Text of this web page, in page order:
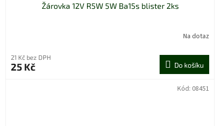
Žárovka 12V R5W 5W Ba15s blister 2ks
Na dotaz
21 Kč bez DPH
25 Kč Do košíku
Kód: 08451